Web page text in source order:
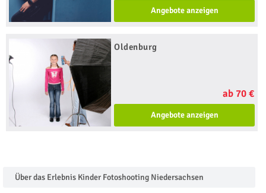
Angebote anzeigen
Oldenburg
ab 70 €
Angebote anzeigen
Über das Erlebnis Kinder Fotoshooting Niedersachsen